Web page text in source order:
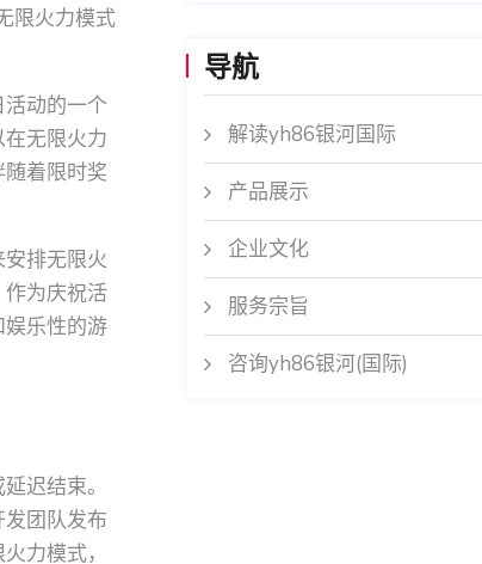
限火力模式
动的一个
无限火力
着限时奖
排无限火
为庆祝活
乐性的游
迟结束。
团队发布
力模式，
导航
解读yh86银河国际
产品展示
企业文化
服务宗旨
咨询yh86银河(国际)